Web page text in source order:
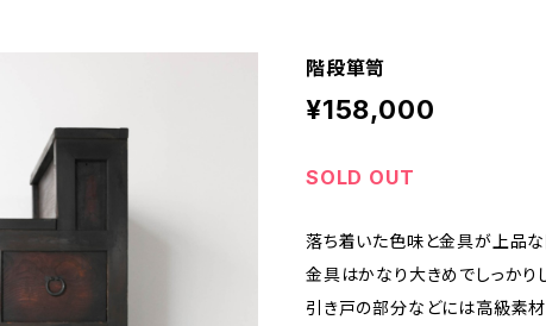
階段箪笥
¥158,000
SOLD OUT
落ち着いた色味と金具が上品な
金具はかなり大きめでしっかり
引き戸の部分などには高級素